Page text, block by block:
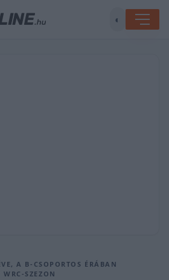
◐
A B-CSOPORTOS ÉRÁBAN
SZEZON